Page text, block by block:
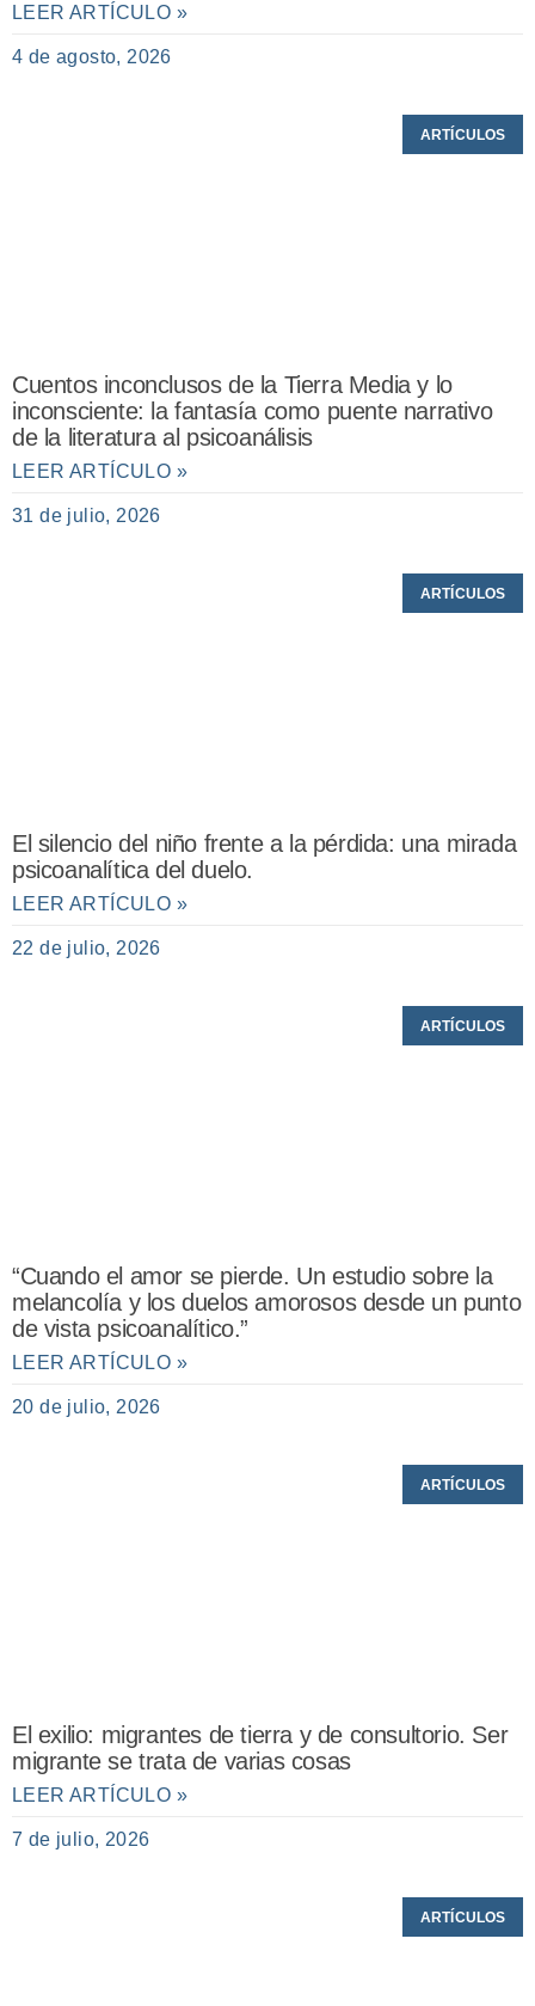
LEER ARTÍCULO »
4 de agosto, 2026
ARTÍCULOS
Cuentos inconclusos de la Tierra Media y lo
inconsciente: la fantasía como puente narrativo
de la literatura al psicoanálisis
LEER ARTÍCULO »
31 de julio, 2026
ARTÍCULOS
El silencio del niño frente a la pérdida: una mirada
psicoanalítica del duelo.
LEER ARTÍCULO »
22 de julio, 2026
ARTÍCULOS
“Cuando el amor se pierde. Un estudio sobre la
melancolía y los duelos amorosos desde un punto
de vista psicoanalítico.”
LEER ARTÍCULO »
20 de julio, 2026
ARTÍCULOS
El exilio: migrantes de tierra y de consultorio. Ser
migrante se trata de varias cosas
LEER ARTÍCULO »
7 de julio, 2026
ARTÍCULOS